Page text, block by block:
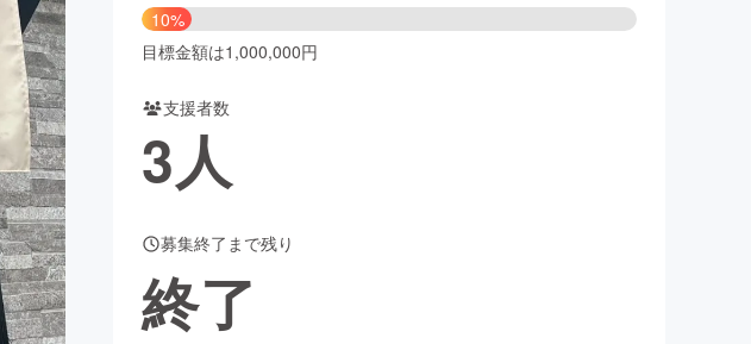
アニメ・漫画
ビューティー・ヘルスケア
Creation
yaコミュニティ
10%
目標金額は1,000,000円
支援者数
3人
募集終了まで残り
終了